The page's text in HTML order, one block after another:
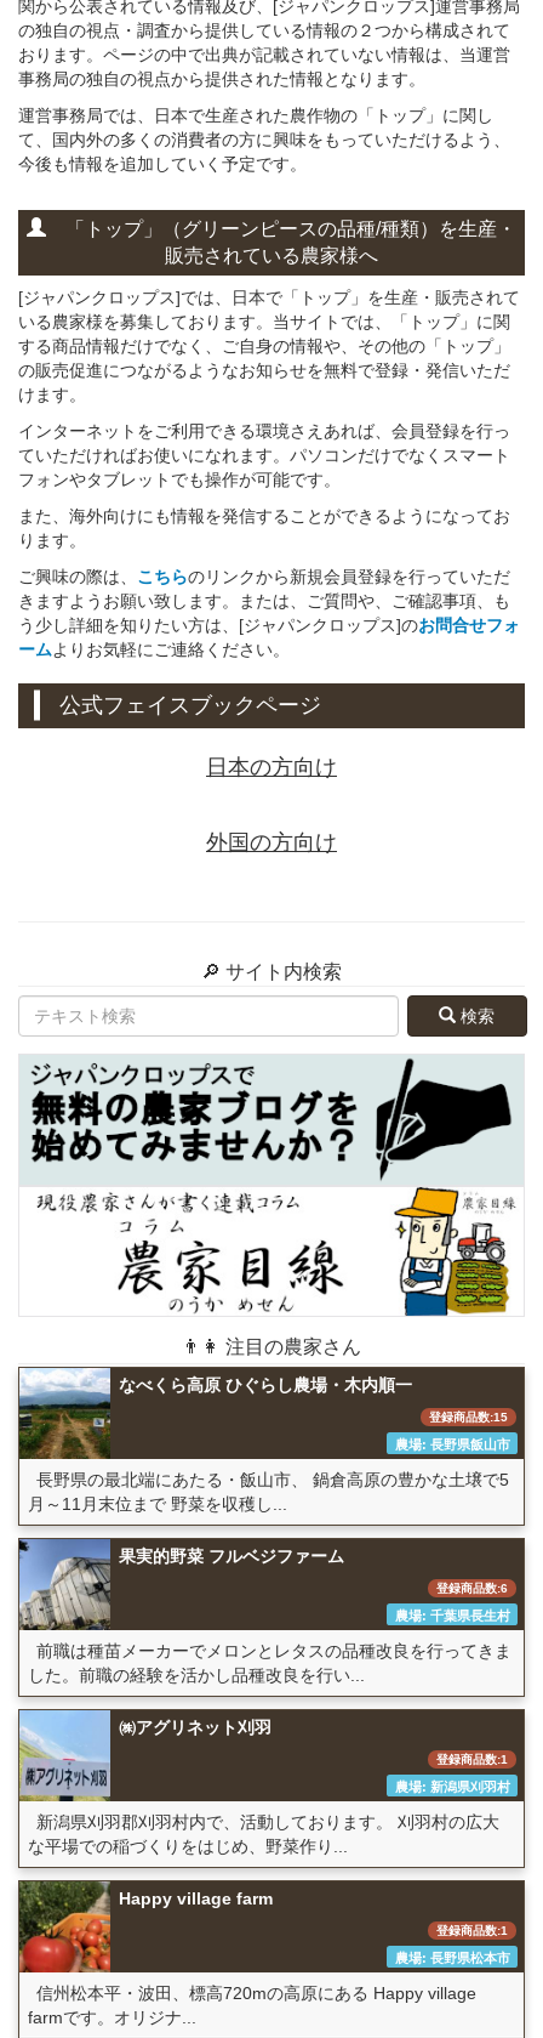
関から公表されている情報及び、[ジャパンクロップス]運営事務局
の独自の視点・調査から提供している情報の２つから構成されて
おります。ページの中で出典が記載されていない情報は、当運営
事務局の独自の視点から提供された情報となります。
運営事務局では、日本で生産された農作物の「トップ」に関し
て、国内外の多くの消費者の方に興味をもっていただけるよう、
今後も情報を追加していく予定です。
「トップ」 （グリーンピースの品種/種類） を生産・
販売されている農家様へ
[ジャパンクロップス]では、日本で「トップ」を生産・販売されて
いる農家様を募集しております。当サイトでは、「トップ」に関
する商品情報だけでなく、ご自身の情報や、その他の「トップ」
の販売促進につながるようなお知らせを無料で登録・発信いただ
けます。
インターネットをご利用できる環境さえあれば、会員登録を行っ
ていただければお使いになれます。パソコンだけでなくスマート
フォンやタブレットでも操作が可能です。
また、海外向けにも情報を発信することができるようになってお
ります。
ご興味の際は、 こちらのリンクから新規会員登録を行っていただ
きますようお願い致します。または、ご質問や、ご確認事項、も
う少し詳細を知りたい方は、[ジャパンクロップス]のお問合せフォ
ームよりお気軽にご連絡ください。
公式フェイスブックページ
日本の方向け
外国の方向け
🔎 サイト内検索
検索
👨👩 注目の農家さん
なべくら高原 ひぐらし農場・木内順一
登録商品数:15
農場: 長野県飯山市
長野県の最北端にあたる・飯山市、 鍋倉高原の豊かな土壌で5
月～11月末位まで 野菜を収穫し...
果実的野菜 フルベジファーム
登録商品数:6
農場: 千葉県長生村
前職は種苗メーカーでメロンとレタスの品種改良を行ってきま
した。前職の経験を活かし品種改良を行い...
㈱アグリネット刈羽
登録商品数:1
農場: 新潟県刈羽村
新潟県刈羽郡刈羽村内で、活動しております。 刈羽村の広大
な平場での稲づくりをはじめ、野菜作り...
Happy village farm
登録商品数:1
農場: 長野県松本市
信州松本平・波田、標高720mの高原にある Happy village
farmです。オリジナ...